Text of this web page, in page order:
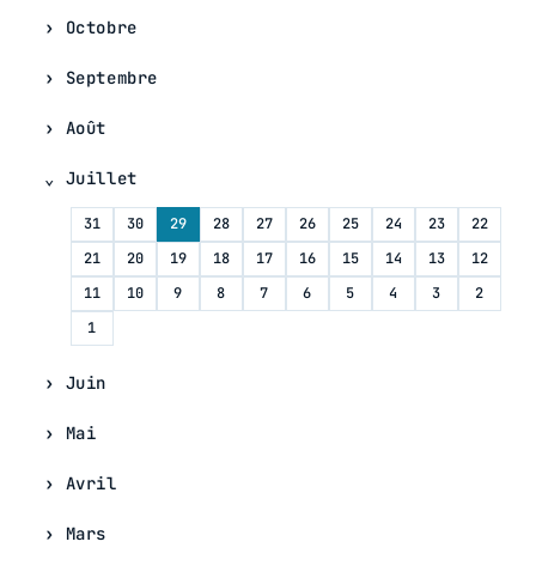
Octobre
Septembre
Août
Juillet
31 30 29 28 27 26 25 24 23
22
21
20 19 18 17 16 15 14 13
12
11
10 9 8 7 6 5 4 3
2
1
Juin
Mai
Avril
Mars